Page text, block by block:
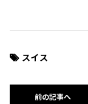
スイス
前の記事へ